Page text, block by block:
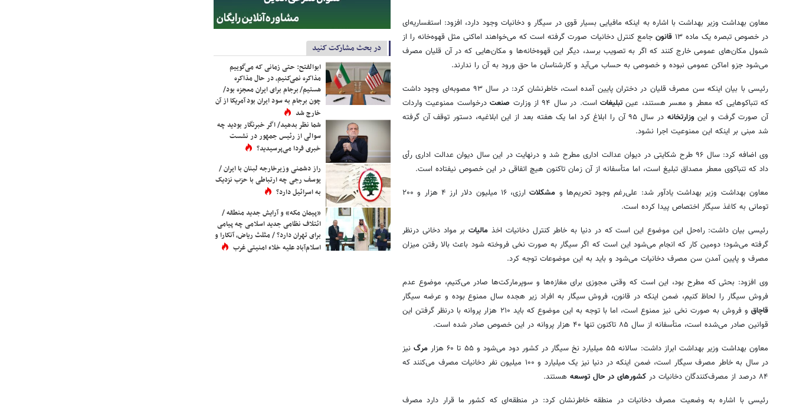
معاون بهداشت وزیر بهداشت با اشاره به اینکه مافیایی بسیار قوی در سیگار و دخانیات وجود دارد، افزود: استفساریه‌ای
در خصوص تبصره یک ماده ۱۳
قانون جامع کنترل دخانیات صورت گرفته است که می‌خواهند اماکنی مثل قهوه‌خانه را از
شمول مکان‌های عمومی خارج کنند که اگر به تصویب برسد، دیگر این قهوه‌خانه‌ها و مکان‌هایی که در آن قلیان مصرف
می‌شود جزو اماکن عمومی نبوده و خصوصی به حساب می‌آید و کارشناسان ما حق ورود به آن را ندارند.
رئیسی با بیان اینکه سن مصرف قلیان در دختران پایین آمده است، خاطرنشان کرد: در سال ۹۳ مصوبه‌ای وجود داشت
که تنباکوهایی که معطر و معسر هستند، عینتبلیغات است. در سال ۹۴ از وزارت صنعتدرخواست ممنوعیت واردات
آن صورت گرفت و اینوزارتخانه
در سال ۹۵ آن را ابلاغ کرد اما یک هفته بعد از این ابلاغیه، دستور توقف آن گرفته
شد مبنی بر اینکه این ممنوعیت اجرا نشود.
وی اضافه کرد: سال ۹۶ طرح شکایتی در دیوان عدالت اداری مطرح شد و درنهایت در این سال دیوان عدالت اداری رأی
داد که تنباکوی معطر مصداق تبلیغ است، اما متأسفانه از آن زمان تاکنون هیچ اتفاقی در این خصوص نیفتاده است.
معاون بهداشت وزیر بهداشت یادآور شد: علی‌رغم وجود تحریم‌ها و مشکلات
ارزی، ۱۶ میلیون دلار ارز ۴ هزار و ۲۰۰
تومانی به کاغذ سیگار اختصاص پیدا کرده است.
رئیسی بیان داشت: راه‌حل این موضوع این است که در دنیا به خاطر کنترل دخانیات اخذ مالیاتبر مواد دخانی درنظر
گرفته می‌شود؛ دومین کار که انجام می‌شود این است که اگر سیگار به صورت نخی فروخته شود باعث بالا رفتن میزان
مصرف و پایین آمدن سن مصرف دخانیات می‌شود و باید به این موضوعات توجه کرد.
وی افزود: بحثی که مطرح بود، این است که وقتی مجوزی برای مغازه‌ها و سوپرمارکت‌ها صادر می‌کنیم، موضوع عدم
فروش سیگار را لحاظ کنیم، ضمن اینکه در قانون، فروش سیگار به افراد زیر هجده سال ممنوع بوده و عرضه سیگار
قاچاق
و فروش به صورت نخی نیز ممنوع است، اما با توجه به این موضوع که باید ۲۱۰ هزار پروانه با درنظر گرفتن این
قوانین صادر می‌شده است، متأسفانه از سال ۸۵ تاکنون تنها ۴۰ هزار پروانه در این خصوص صادر شده است.
معاون بهداشت وزیر بهداشت ابراز داشت: سالانه ۵۵ میلیارد نخ سیگار در کشور دود می‌شود و ۵۵ تا ۶۰ هزار
مرگنیز
در سال به خاطر مصرف سیگار است، ضمن اینکه در دنیا نیز یک میلیارد و ۱۰۰ میلیون نفر دخانیات مصرف می‌کنند که
۸۴ درصد از مصرف‌کنندگان دخانیات در
کشورهای در حال توسعه هستند.
رئیسی با اشاره به وضعیت مصرف دخانیات در منطقه خاطرنشان کرد:‌ در منطقه‌ای که کشور ما قرار دارد مصرف
در بحث مشارکت کنید
ابوالفتح: حتی زمانی که می‌گوییم
مذاکره نمی‌کنیم، در حال مذاکره
هستیم/ برجام برای ایران معجزه بود/
چون برجام به سود ایران بود آمریکا از آن
خارج شد
شما نظر بدهید/ اگر خبرنگار بودید چه
سوالی از رئیس جمهور در نشست
خبری فردا می‌پرسیدید؟
راز دشمنی وزیرخارجه لبنان با ایران /
یوسف رجی چه ارتباطی با حزب نزدیک
به اسرائیل دارد؟
«پیمان مکه» و آرایش جدید منطقه /
ائتلاف نظامی جدید اسلامی چه پیامی
برای تهران دارد؟ / مثلث ریاض، آنکارا و
اسلام‌آباد علیه خلاء امنیتی غرب